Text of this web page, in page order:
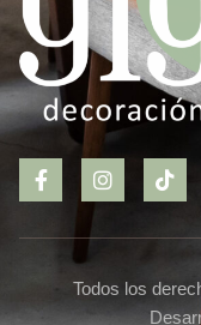
Todos los